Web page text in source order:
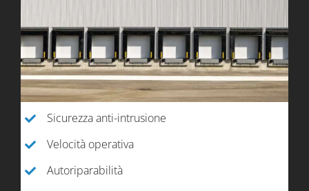
Sicurezza anti-intrusione
Velocità operativa
Autoriparabilità